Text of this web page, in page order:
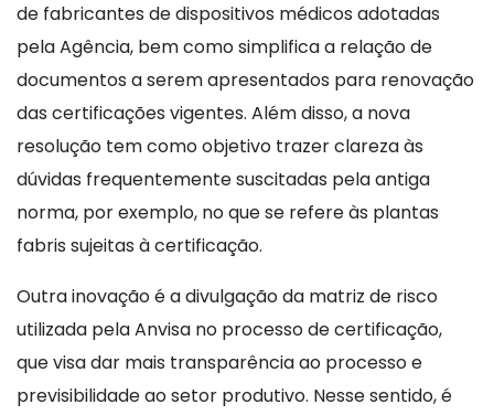
de fabricantes de dispositivos médicos adotadas
pela Agência, bem como simplifica a relação de
documentos a serem apresentados para renovação
das certificações vigentes. Além disso, a nova
resolução tem como objetivo trazer clareza às
dúvidas frequentemente suscitadas pela antiga
norma, por exemplo, no que se refere às plantas
fabris sujeitas à certificação.
Outra inovação é a divulgação da matriz de risco
utilizada pela Anvisa no processo de certificação,
que visa dar mais transparência ao processo e
previsibilidade ao setor produtivo. Nesse sentido, é